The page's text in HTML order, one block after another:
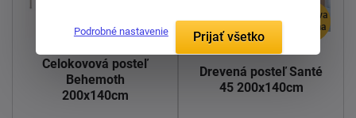
Celokovová posteľ
Behemoth
200x140cm
doprava
zdarma
Drevená posteľ Santé
45 200x140cm
Podrobné nastavenie Prijať všetko